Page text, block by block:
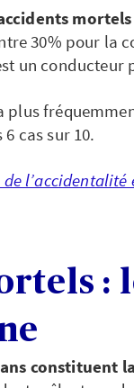
mortels
30% pour la
un
plus
cas sur 10.
l’accidentalité
:
ans constituent